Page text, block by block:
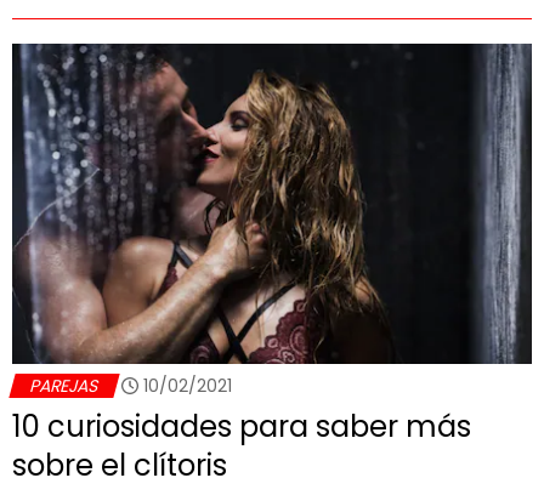
PAREJAS 10/02/2021
10 curiosidades para saber más
sobre el clítoris